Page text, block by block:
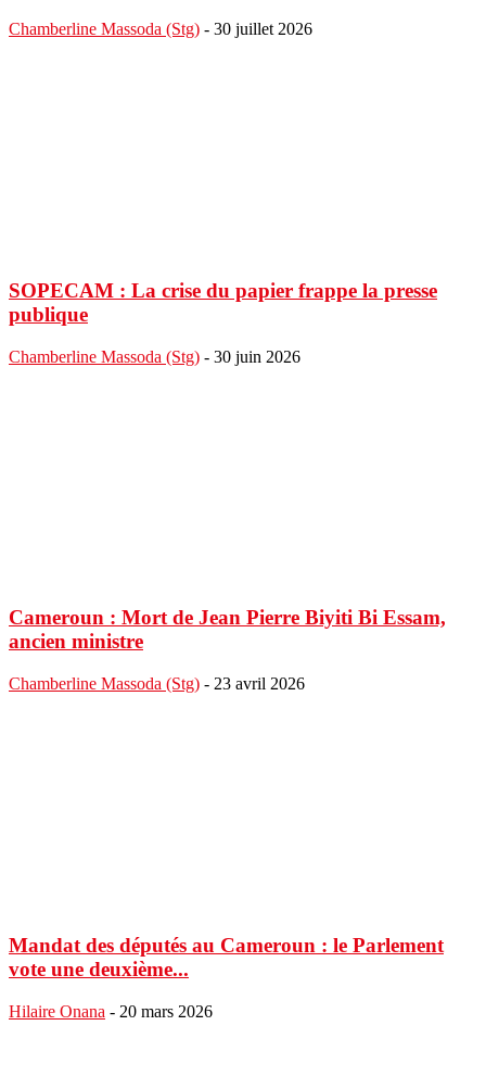
Chamberline Massoda (Stg) - 30 juillet 2026
SOPECAM : La crise du papier frappe la presse
publique
Chamberline Massoda (Stg) - 30 juin 2026
Cameroun : Mort de Jean Pierre Biyiti Bi Essam,
ancien ministre
Chamberline Massoda (Stg) - 23 avril 2026
Mandat des députés au Cameroun : le Parlement
vote une deuxième...
Hilaire Onana - 20 mars 2026